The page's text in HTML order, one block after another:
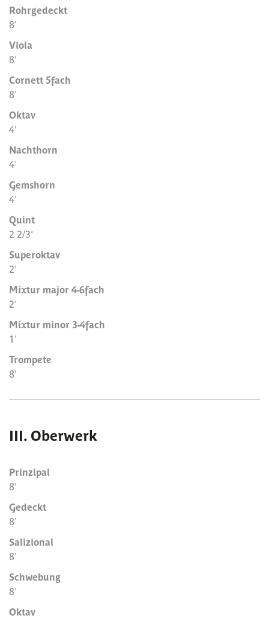
Rohrgedeckt
8'
Viola
8'
Cornett 5fach
8'
Oktav
4'
Nachthorn
4'
Gemshorn
4'
Quint
2 2/3'
Superoktav
2'
Mixtur major 4-6fach
2'
Mixtur minor 3-4fach
1'
Trompete
8'
III. Oberwerk
Prinzipal
8'
Gedeckt
8'
Salizional
8'
Schwebung
8'
Oktav